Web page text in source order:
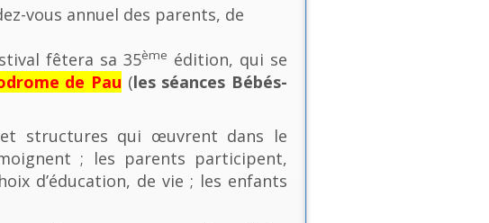
vous annuel des parents, de
fêtera sa 35ème édition, qui se
de Pau (les séances Bébés-
et structures qui œuvrent dans le
; les parents participent,
d’éducation, de vie ; les enfants